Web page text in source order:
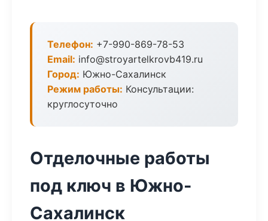
Телефон: +7-990-869-78-53
Email: info@stroyartelkrovb419.ru
Город: Южно-Сахалинск
Режим работы: Консультации:
круглосуточно
Отделочные работы
под ключ в Южно-
Сахалинск